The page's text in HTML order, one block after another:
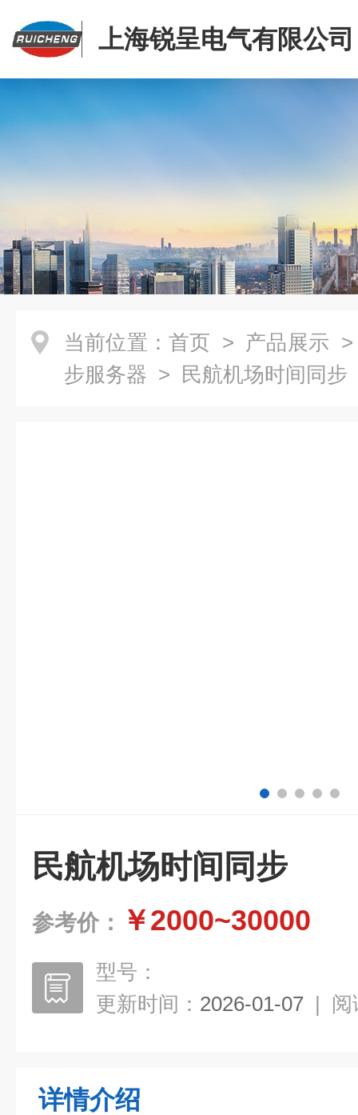
上海锐呈电气有限公司
当前位置： 首页 > 产品展示
步服务器 > 民航机场时间同步
民航机场时间同步
参考价： ￥2000~30000
型号：
更新时间： 2026-01-07 | 阅
详情介绍